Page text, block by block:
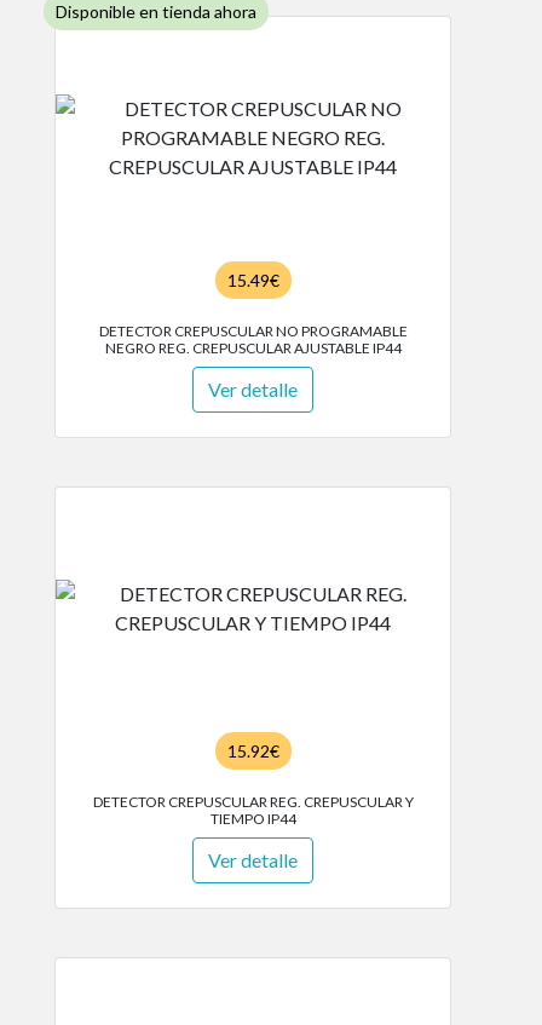
Disponible en tienda ahora
15.49€
DETECTOR CREPUSCULAR NO PROGRAMABLE
NEGRO REG. CREPUSCULAR AJUSTABLE IP44
Ver detalle
15.92€
DETECTOR CREPUSCULAR REG. CREPUSCULAR Y
TIEMPO IP44
Ver detalle